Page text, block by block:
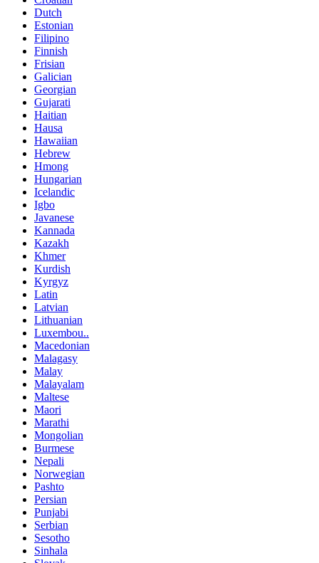
Dutch
Estonian
Filipino
Finnish
Frisian
Galician
Georgian
Gujarati
Haitian
Hausa
Hawaiian
Hebrew
Hmong
Hungarian
Icelandic
Igbo
Javanese
Kannada
Kazakh
Khmer
Kurdish
Kyrgyz
Latin
Latvian
Lithuanian
Luxembou..
Macedonian
Malagasy
Malay
Malayalam
Maltese
Maori
Marathi
Mongolian
Burmese
Nepali
Norwegian
Pashto
Persian
Punjabi
Serbian
Sesotho
Sinhala